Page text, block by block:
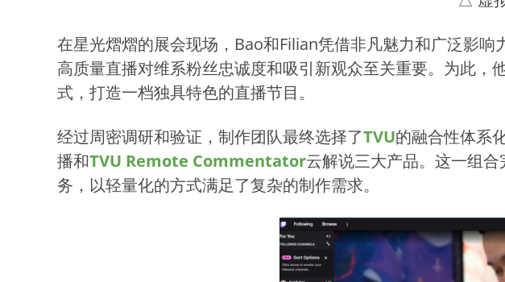
在星光熠熠的展会现场，Bao和Filian凭借非凡魅力和广泛影
高质量直播对维系粉丝忠诚度和吸引新观众至关重要。为此
式，打造一档独具特色的直播节目。
经过周密调研和验证，制作团队最终选择了TVU的融合性体系
播和TVU Remote Commentator云解说三大产品。这一组
务，以轻量化的方式满足了复杂的制作需求。